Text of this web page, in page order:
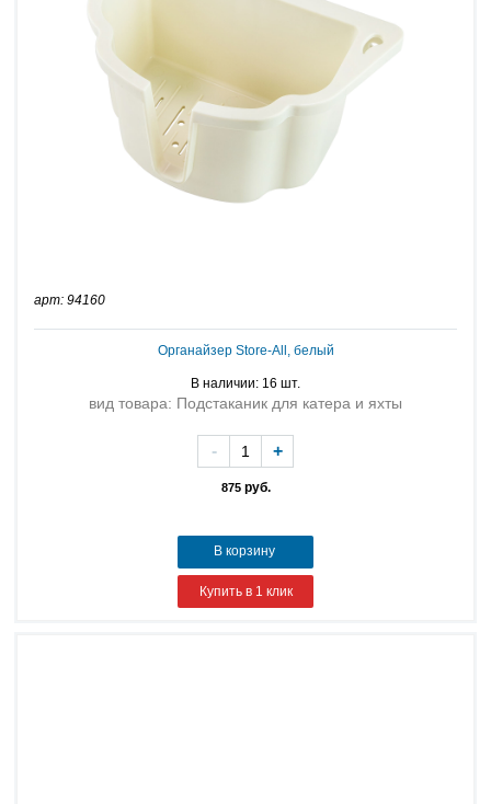
арт: 94160
Органайзер Store-All, белый
В наличии: 16 шт.
вид товара: Подстаканик для катера и яхты
875руб.
- +
В корзину
Купить в 1 клик